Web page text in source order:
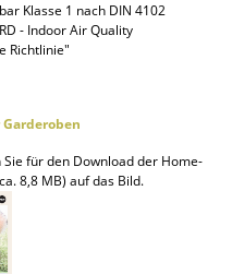
Klasse 1 nach DIN 4102
- Indoor Air Quality
Richtlinie"
Garderoben
Sie für den Download der Home-
8,8 MB) auf das Bild.